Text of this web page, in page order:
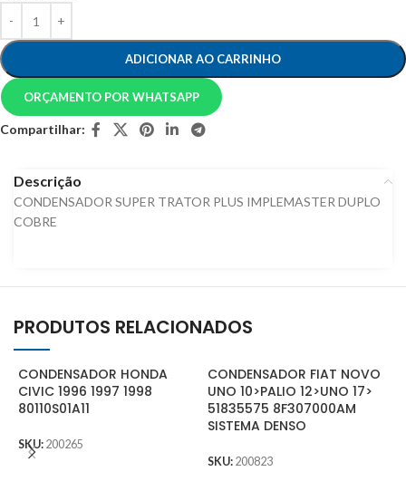
ADICIONAR AO CARRINHO
ORÇAMENTO POR WHATSAPP
Compartilhar:
Descrição
CONDENSADOR SUPER TRATOR PLUS IMPLEMASTER DUPLO
COBRE
PRODUTOS RELACIONADOS
CONDENSADOR HONDA
CIVIC 1996 1997 1998
80110S01A11
SKU: 200265
CONDENSADOR FIAT NOVO
UNO 10>PALIO 12>UNO 17>
51835575 8F307000AM
SISTEMA DENSO
SKU: 200823